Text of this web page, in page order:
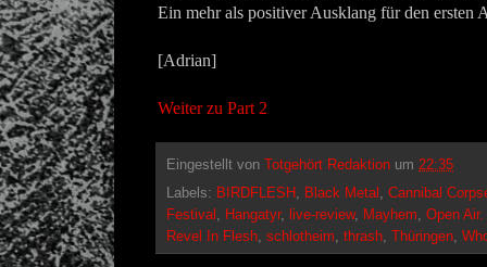
Ein mehr als positiver Ausklang für den ersten
[Adrian]
Weiter zu Part 2
Eingestellt von Totgehört Redaktion um 22:35
Labels: BIRDFLESH , Black Metal , Cannibal
Festival , Hangatyr, live-review, Mayhem, Open
Revel In Flesh, schlotheim, thrash, Thüringen,